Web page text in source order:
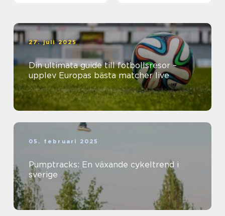
27. juli 2025
Din ultimata guide till fotbollsresor –
upplev Europas bästa matcher live
05. februari 2025
Pumptracks: En växande cykeltrend i
sverige